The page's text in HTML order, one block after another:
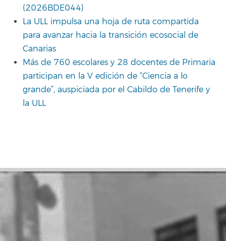
(2026BDE044)
La ULL impulsa una hoja de ruta compartida
para avanzar hacia la transición ecosocial de
Canarias
Más de 760 escolares y 28 docentes de Primaria
participan en la V edición de “Ciencia a lo
grande”, auspiciada por el Cabildo de Tenerife y
la ULL